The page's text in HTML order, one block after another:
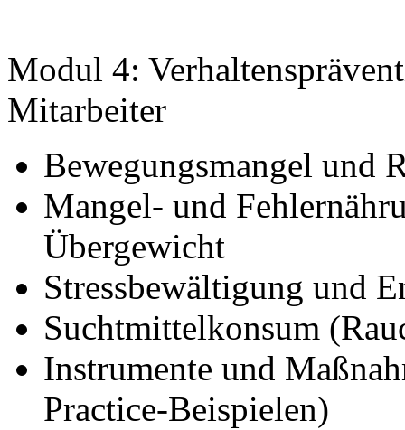
Modul 4:
Mitarbeiter
Bewegungsmangel und
Mangel- und
Übergewicht
Stressbewältigung und
Suchtmittelkonsum
Instrumente und
Practice-Beispielen)